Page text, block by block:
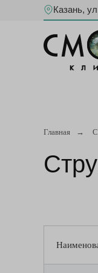
Казань,
Главная →